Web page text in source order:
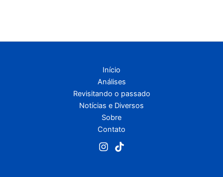
Início
Análises
Revisitando o passado
Notícias e Diversos
Sobre
Contato